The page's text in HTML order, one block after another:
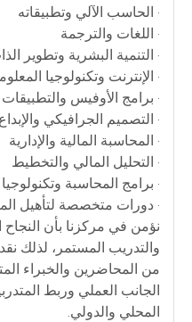
• الحاسب الآلي وتطبيقاته
• اللغات والترجمة
• التنمية البشرية وتطوير
• الإنترنت وتكنولوجيا
• برامج الأوفيس والتطبيقات
• التصميم الجرافيكي
• المحاسبة المالية والإدارية
• التحليل المالي والتخطيط
• برامج المحاسبة
• دورات متخصصة لتأهيل
نؤمن في مركزنا بأن النجاح
والتدريب المستمر، لذلك
من المحاضرين والخبراء
الجانب العملي وربط
المحلي والدولي.